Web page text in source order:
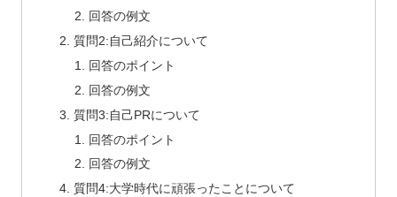
回答の例文
質問2:自己紹介について
回答のポイント
回答の例文
質問3:自己PRについて
回答のポイント
回答の例文
質問4:大学時代に頑張ったことについて